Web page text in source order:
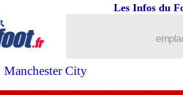
Manchester City
Les Infos du
de Benzema, le regret de
: DAZN en veut à certains